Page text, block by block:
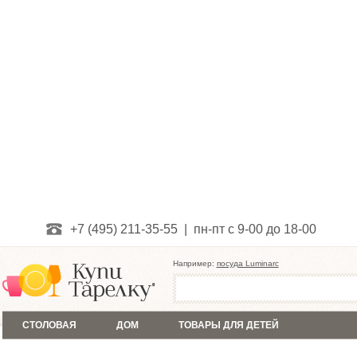
+7 (495) 211-35-55 | пн-пт с 9-00 до 18-00
Например: посуда Luminarc
СТОЛОВАЯ ДОМ ТОВАРЫ ДЛЯ ДЕТЕЙ